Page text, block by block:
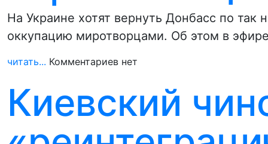
На Украине хотят вернуть Донбасс по
оккупацию миротворцами. Об этом в
читать... Комментариев нет
Киевский